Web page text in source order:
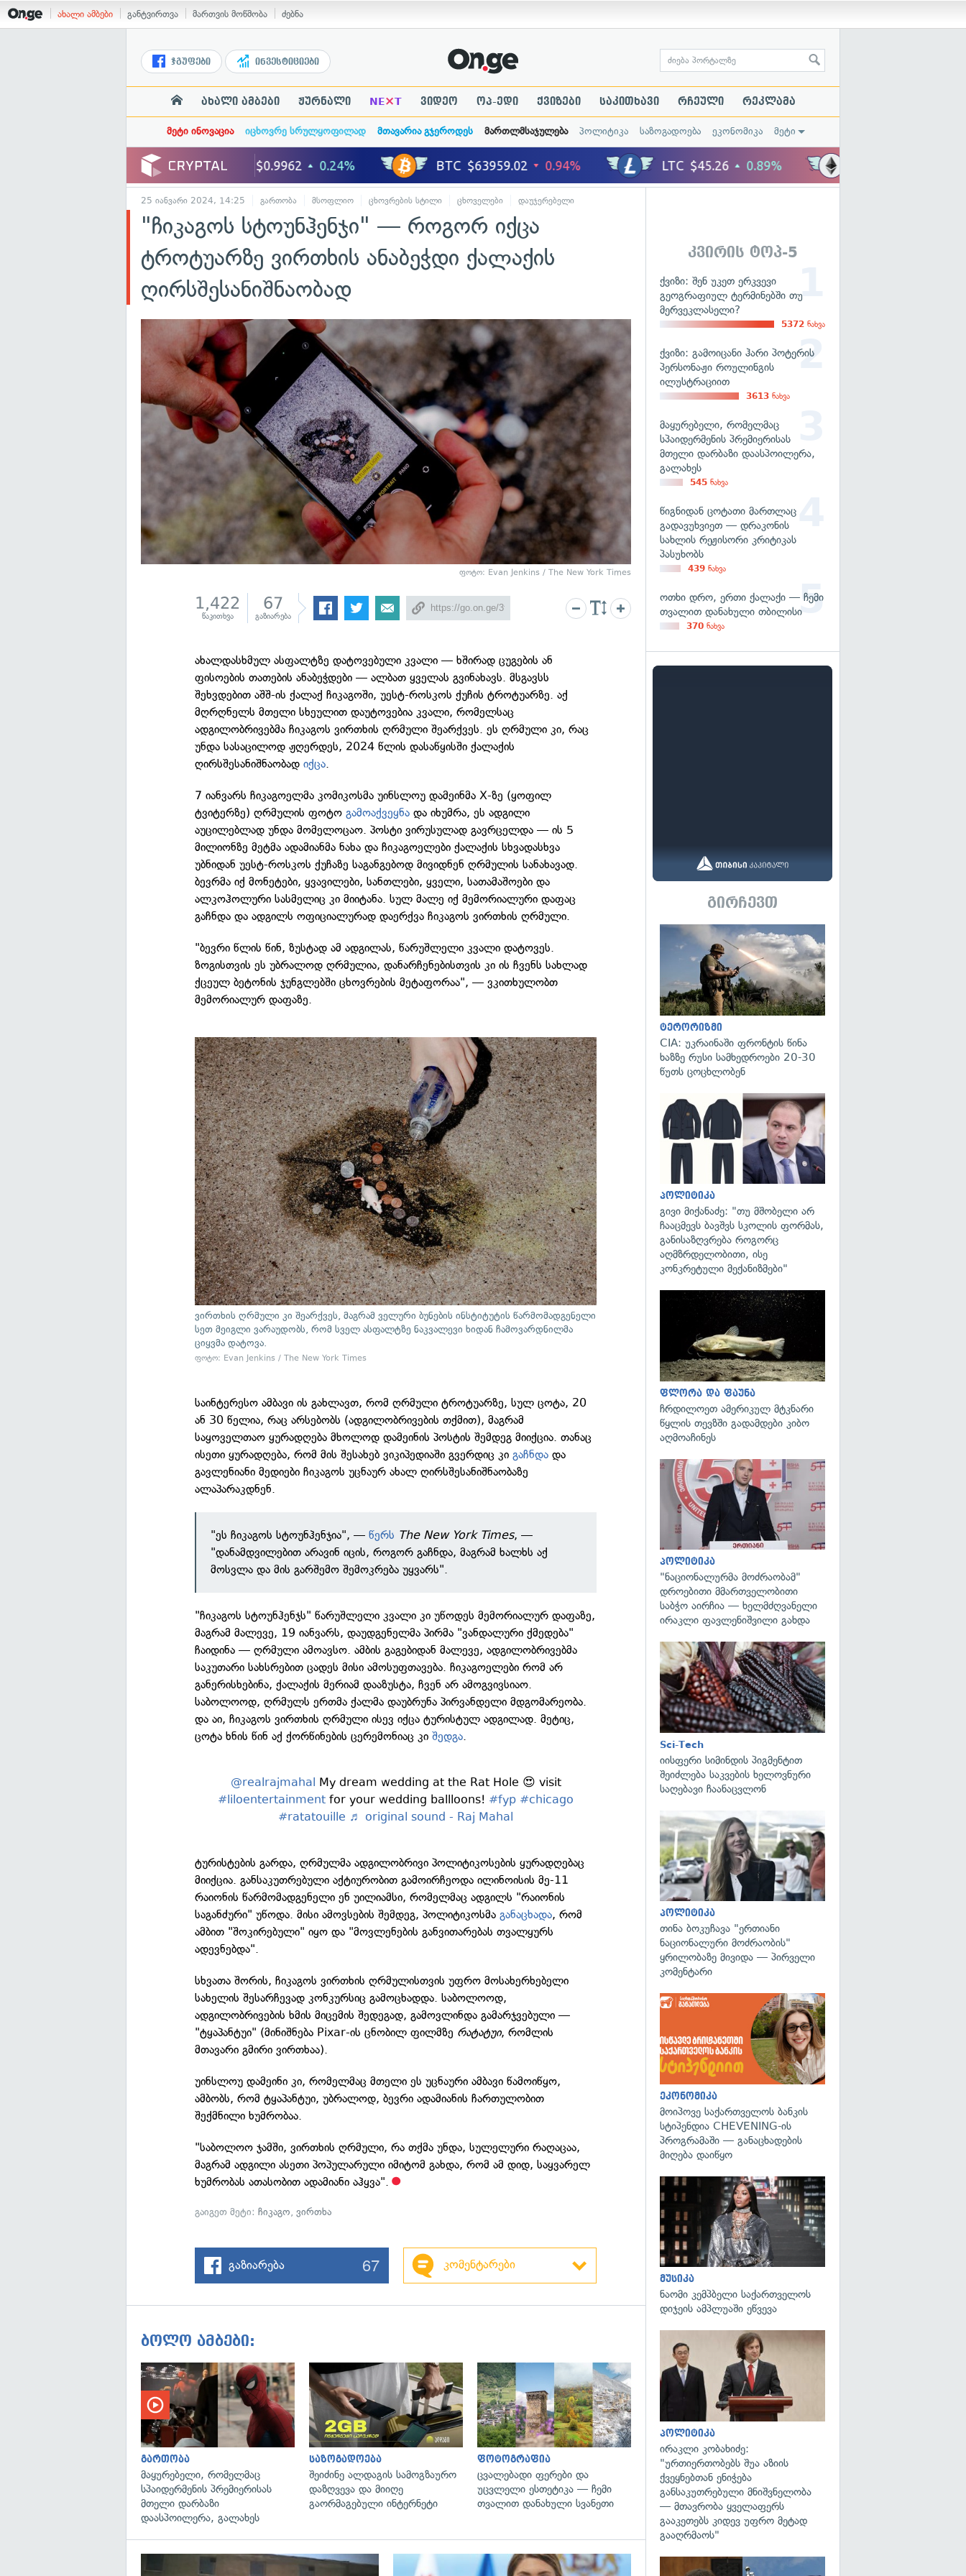
ახალი ამბები განტვირთვა მართვის მოწმობა ძებნა
ჯგუფები ინვესტიციები
ახალი ამბები ჟურნალი NE×T ვიდეო ოპ-ედი ქვიზები საკითხავი რჩეული რეკლამა
მეტი ინოვაცია იცხოვრე სრულყოფილად მთავარია გჯეროდეს მართლმსაჯულება პოლიტიკა საზოგადოება ეკონომიკა მეტი
25 იანვარი 2024, 14:25 გართობა მსოფლიო ცხოვრების სტილი ცხოველები დაუჯერებელი
"ჩიკაგოს სტოუნჰენჯი" — როგორ იქცა
ტროტუარზე ვირთხის ანაბეჭდი ქალაქის
ღირსშესანიშნაობად
ფოტო: Evan Jenkins / The New York Times
1,422
წაკითხვა
67
გაზიარება
ახალდასხმულ ასფალტზე დატოვებული კვალი — ხშირად ცუგების ან
ფისოების თათების ანაბეჭდები — ალბათ ყველას გვინახავს. მსგავსს
შეხვდებით აშშ-ის ქალაქ ჩიკაგოში, უესტ-როსკოს ქუჩის ტროტუარზე. აქ
მღრღნელს მთელი სხეულით დაუტოვებია კვალი, რომელსაც
ადგილობრივებმა ჩიკაგოს ვირთხის ღრმული შეარქვეს. ეს ღრმული კი, რაც
უნდა სასაცილოდ ჟღერდეს, 2024 წლის დასაწყისში ქალაქის
ღირსშესანიშნაობადიქცა.
7 იანვარს ჩიკაგოელმა კომიკოსმა უინსლოუ დამეინმა X-ზე (ყოფილ
ტვიტერზე) ღრმულის ფოტოგამოაქვეყნა და იხუმრა, ეს ადგილი
აუცილებლად უნდა მომელოცაო. პოსტი ვირუსულად გავრცელდა — ის 5
მილიონზე მეტმა ადამიანმა ნახა და ჩიკაგოელები ქალაქის სხვადასხვა
უბნიდან უესტ-როსკოს ქუჩაზე საგანგებოდ მივიდნენ ღრმულის სანახავად.
ბევრმა იქ მონეტები, ყვავილები, სანთლები, ყველი, სათამაშოები და
ალკოჰოლური სასმელიც კი მიიტანა. სულ მალე იქ მემორიალური დაფაც
გაჩნდა და ადგილს ოფიციალურად დაერქვა ჩიკაგოს ვირთხის ღრმული.
"ბევრი წლის წინ, ზუსტად ამ ადგილას, წარუშლელი კვალი დატოვეს.
ზოგისთვის ეს უბრალოდ ღრმულია, დანარჩენებისთვის კი ის ჩვენს სახლად
ქცეულ ბეტონის ჯუნგლებში ცხოვრების მეტაფორაა", — ვკითხულობთ
მემორიალურ დაფაზე.
ვირთხის ღრმული კი შეარქვეს, მაგრამ ველური ბუნების ინსტიტუტის წარმომადგენელი
სეთ მეიგლი ვარაუდობს, რომ სველ ასფალტზე ნაკვალევი ხიდან ჩამოვარდნილმა
ციყვმა დატოვა.
ფოტო: Evan Jenkins / The New York Times
საინტერესო ამბავი ის გახლავთ, რომ ღრმული ტროტუარზე, სულ ცოტა, 20
ან 30 წელია, რაც არსებობს (ადგილობრივების თქმით), მაგრამ
საყოველთაო ყურადღება მხოლოდ დამეინის პოსტის შემდეგ მიიქცია. თანაც
ისეთი ყურადღება, რომ მის შესახებ ვიკიპედიაში გვერდიც კიგაჩნდა და
გავლენიანი მედიები ჩიკაგოს უცნაურ ახალ ღირსშესანიშნაობაზე
ალაპარაკდნენ.
"ეს ჩიკაგოს სტოუნჰენჯია", —წერს The New York Times, —
"დანამდვილებით არავინ იცის, როგორ გაჩნდა, მაგრამ ხალხს აქ
მოსვლა და მის გარშემო შემოკრება უყვარს".
"ჩიკაგოს სტოუნჰენჯს" წარუშლელი კვალი კი უწოდეს მემორიალურ დაფაზე,
მაგრამ მალევე, 19 იანვარს, დაუდგენელმა პირმა "ვანდალური ქმედება"
ჩაიდინა — ღრმული ამოავსო. ამბის გაგებიდან მალევე, ადგილობრივებმა
საკუთარი სახსრებით ცადეს მისი ამოსუფთავება. ჩიკაგოელები რომ არ
განერისხებინა, ქალაქის მერიამ დააზუსტა, ჩვენ არ ამოგვივსიაო.
საბოლოოდ, ღრმულს ერთმა ქალმა დაუბრუნა პირვანდელი მდგომარეობა.
და აი, ჩიკაგოს ვირთხის ღრმული ისევ იქცა ტურისტულ ადგილად. მეტიც,
ცოტა ხნის წინ აქ ქორწინების ცერემონიაც კიშედგა.
@realrajmahal My dream wedding at the Rat Hole 😍 visit
#liloentertainment for your wedding ballloons! #fyp #chicago
#ratatouille ♬ original sound - Raj Mahal
ტურისტების გარდა, ღრმულმა ადგილობრივი პოლიტიკოსების ყურადღებაც
მიიქცია. განსაკუთრებული აქტიურობით გამოირჩეოდა ილინოისის მე-11
რაიონის წარმომადგენელი ენ უილიამსი, რომელმაც ადგილს "რაიონის
საგანძური" უწოდა. მისი ამოვსების შემდეგ, პოლიტიკოსმაგანაცხადა, რომ
ამბით "შოკირებული" იყო და "მოვლენების განვითარებას თვალყურს
ადევნებდა".
სხვათა შორის, ჩიკაგოს ვირთხის ღრმულისთვის უფრო მოსახერხებელი
სახელის შესარჩევად კონკურსიც გამოცხადდა. საბოლოოდ,
ადგილობრივების ხმის მიცემის შედეგად, გამოვლინდა გამარჯვებული —
"ტყაპანტუი" (მინიშნება Pixar-ის ცნობილ ფილმზე რატატუი, რომლის
მთავარი გმირი ვირთხაა).
უინსლოუ დამეინი კი, რომელმაც მთელი ეს უცნაური ამბავი წამოიწყო,
ამბობს, რომ ტყაპანტუი, უბრალოდ, ბევრი ადამიანის ჩართულობით
შექმნილი ხუმრობაა.
"საბოლოო ჯამში, ვირთხის ღრმული, რა თქმა უნდა, სულელური რაღაცაა,
მაგრამ ადგილი ასეთი პოპულარული იმიტომ გახდა, რომ ამ დიდ, საყვარელ
ხუმრობას ათასობით ადამიანი აჰყვა".
გაიგეთ მეტი:ჩიკაგო,ვირთხა
გაზიარება 67 კომენტარები
ბოლო ამბები:
გართობა
მაყურებელი, რომელმაც
სპაიდერმენის პრემიერისას
მთელი დარბაზი
დაასპოილერა, გალახეს
საზოგადოება
შეიძინე ალდაგის სამოგზაურო
დაზღვევა და მიიღე
გაორმაგებული ინტერნეტი
გადახედვა
ფოტოგრაფია
ცვალებადი ფერები და
უცვლელი ესთეტიკა — ჩემი
თვალით დანახული სვანეთი
გადახედვა გადახედვა
კვირის ტოპ-5
ქვიზი: შენ უკეთ ერკვევი
გეოგრაფიულ ტერმინებში თუ
მერვეკლასელი?
5372 ნახვა
ქვიზი: გამოიცანი ჰარი პოტერის
პერსონაჟი როულინგის
ილუსტრაციით
3613 ნახვა
მაყურებელი, რომელმაც
სპაიდერმენის პრემიერისას
მთელი დარბაზი დაასპოილერა,
გალახეს
545 ნახვა
წიგნიდან ცოტათი მართლაც
გადავუხვიეთ — დრაკონის
სახლის რეჟისორი კრიტიკას
პასუხობს
439 ნახვა
ოთხი დრო, ერთი ქალაქი — ჩემი
თვალით დანახული თბილისი
370 ნახვა
გირჩევთ
ტერორიზმი
CIA: უკრაინაში ფრონტის წინა
ხაზზე რუსი სამხედროები 20-30
წუთს ცოცხლობენ
პოლიტიკა
გივი მიქანაძე: "თუ მშობელი არ
ჩააცმევს ბავშვს სკოლის ფორმას,
განისაზღვრება როგორც
აღმზრდელობითი, ისე
კონკრეტული მექანიზმები"
ფლორა და ფაუნა
ჩრდილოეთ ამერიკულ მტკნარი
წყლის თევზში გადამდები კიბო
აღმოაჩინეს
პოლიტიკა
"ნაციონალურმა მოძრაობამ"
დროებითი მმართველობითი
საბჭო აირჩია — ხელმძღვანელი
ირაკლი ფავლენიშვილი გახდა
Sci-Tech
იისფერი სიმინდის პიგმენტით
შეიძლება საკვების ხელოვნური
საღებავი ჩაანაცვლონ
პოლიტიკა
თინა ბოკუჩავა "ერთიანი
ნაციონალური მოძრაობის"
ყრილობაზე მივიდა — პირველი
კომენტარი
ეკონომიკა
მოიპოვე საქართველოს ბანკის
სტიპენდია CHEVENING-ის
პროგრამაში — განაცხადების
მიღება დაიწყო
მუსიკა
ნაომი კემპბელი საქართველოს
დიჯეის ამპლუაში ეწვევა
პოლიტიკა
ირაკლი კობახიძე:
"ურთიერთობებს შუა აზიის
ქვეყნებთან ენიჭება
განსაკუთრებული მნიშვნელობა
— მთავრობა ყველაფერს
გააკეთებს კიდევ უფრო მეტად
გააღრმაოს"